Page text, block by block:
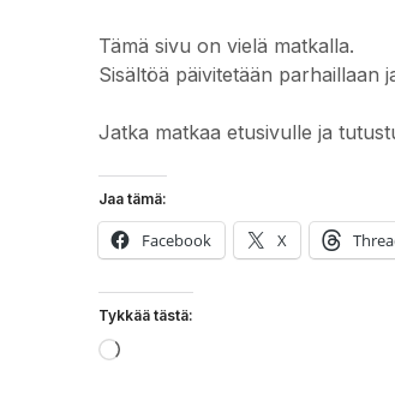
Tämä sivu on vielä matkalla.
Sisältöä päivitetään parhaillaan
Jatka matkaa etusivulle ja
Jaa tämä:
Facebook X
Tykkää tästä:
Loading…